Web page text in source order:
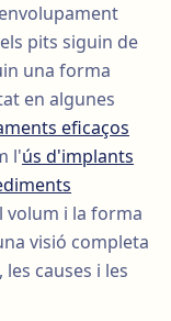
pits siguin de
una forma
en algunes
eficaços
l'ús d'implants
volum i la forma
visió completa
causes i les